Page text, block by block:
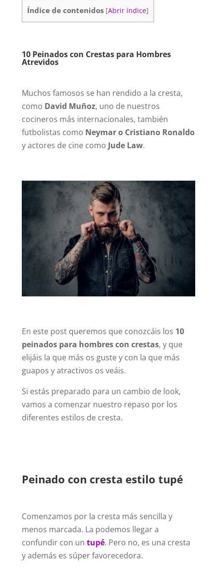
Índice de contenidos [Abrir índice]
10 Peinados con Crestas para Hombres
Atrevidos
Muchos famosos se han rendido a la cresta,
como David Muñoz, uno de nuestros
cocineros más internacionales, también
futbolistas como Neymar o Cristiano Ronaldo
y actores de cine como Jude Law.
En este post queremos que conozcáis los 10
peinados para hombres con crestas, y que
elijáis la que más os guste y con la que más
guapos y atractivos os veáis.
Si estás preparado para un cambio de look,
vamos a comenzar nuestro repaso por los
diferentes estilos de cresta.
Peinado con cresta estilo tupé
Comenzamos por la cresta más sencilla y
menos marcada. La podemos llegar a
confundir con un tupé. Pero no, es una cresta
y además es súper favorecedora.